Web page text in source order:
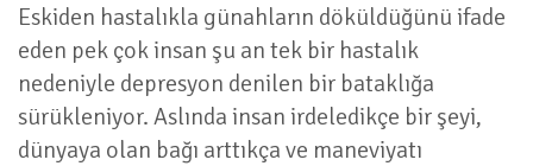
Eskiden hastalıkla günahların döküldüğünü ifade
eden pek çok insan şu an tek bir hastalık
nedeniyle depresyon denilen bir bataklığa
sürükleniyor. Aslında insan irdeledikçe bir şeyi,
dünyaya olan bağı arttıkça ve maneviyatı